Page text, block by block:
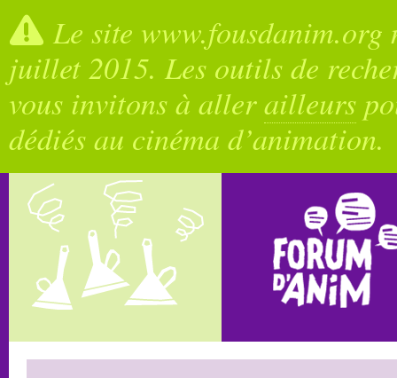
Le site
juillet 2015. Les outils de
vous invitons à allerailleurs
dédiés au cinéma d’animation.